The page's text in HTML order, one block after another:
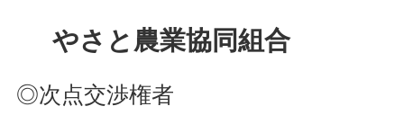
やさと農業協同組合
◎次点交渉権者